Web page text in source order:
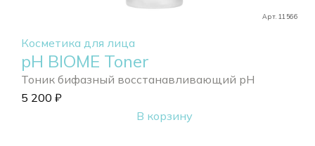
Арт. 11566
Косметика для лица
pH BIOME Toner
Тоник бифазный восстанавливающий pH
5 200 ₽
В корзину